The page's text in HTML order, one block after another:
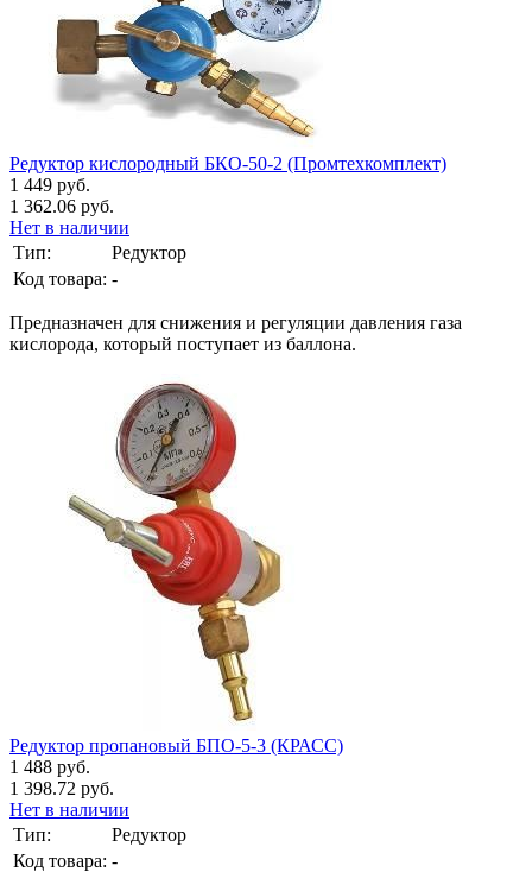
Редуктор кислородный БКО-50-2 (Промтехкомплект)
1 449 руб.
1 362.06 руб.
Нет в наличии
Тип:
Редуктор
Код товара: -
Предназначен для снижения и регуляции давления газа
кислорода, который поступает из баллона.
Редуктор пропановый БПО-5-3 (КРАСС)
1 488 руб.
1 398.72 руб.
Нет в наличии
Тип:
Редуктор
Код товара: -